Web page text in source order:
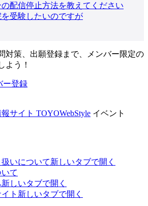
の配信停止方法を教えてください
受験したいのですが
対策、出願登録まで、メンバー限定の
よう！
ー登録
サイト TOYOWebStyle イベント
いについて新しいタブで開く
て
新しいタブで開く
ト 新しいタブで開く